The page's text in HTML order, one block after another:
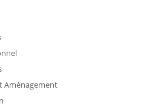
Aménagement